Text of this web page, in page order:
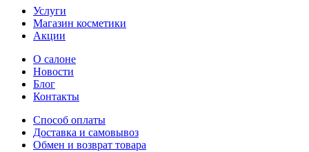
Услуги
Магазин косметики
Акции
О салоне
Новости
Блог
Контакты
Способ оплаты
Доставка и самовывоз
Обмен и возврат товара